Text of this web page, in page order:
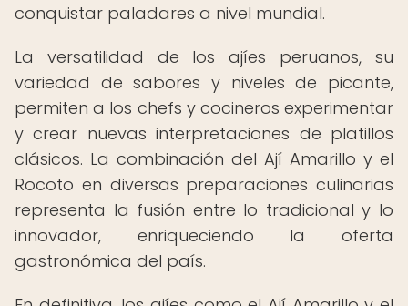
conquistar paladares a nivel mundial.
La versatilidad de los ajíes peruanos, su
variedad de sabores y niveles de picante,
permiten a los chefs y cocineros experimentar
y crear nuevas interpretaciones de platillos
clásicos. La combinación del Ají Amarillo y el
Rocoto en diversas preparaciones culinarias
representa la fusión entre lo tradicional y lo
innovador, enriqueciendo la oferta
gastronómica del país.